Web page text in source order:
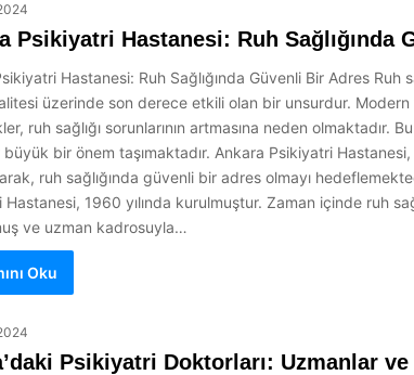
Psikiyatri Hastanesi: Ruh Sağlığında
Hastanesi: Ruh Sağlığında Güvenli Bir Adres Ruh
üzerinde son derece etkili olan bir unsurdur. Modern
ruh sağlığı sorunlarının artmasına neden olmaktadır.
bir önem taşımaktadır. Ankara Psikiyatri
ruh sağlığında güvenli bir adres olmayı
Hastanesi, 1960 yılında kurulmuştur. Zaman içinde ruh
ve uzman kadrosuyla…
Oku
Psikiyatri Doktorları: Uzmanlar